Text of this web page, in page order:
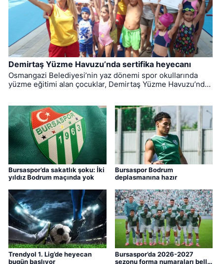
Demirtaş Yüzme Havuzu’nda sertifika heyecanı
Osmangazi Belediyesi’nin yaz dönemi spor okullarında
yüzme eğitimi alan çocuklar, Demirtaş Yüzme Havuzu’nda
Bursaspor’da sakatlık şoku: İki
yıldız Bodrum maçında yok
Bursaspor Bodrum
deplasmanına hazır
Trendyol 1. Lig’de heyecan
bugün başlıyor
Bursaspor’da 2026-2027
sezonu forma numaraları belli